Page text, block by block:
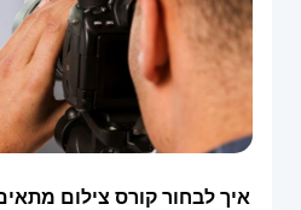
איך לבחור קורס צילום